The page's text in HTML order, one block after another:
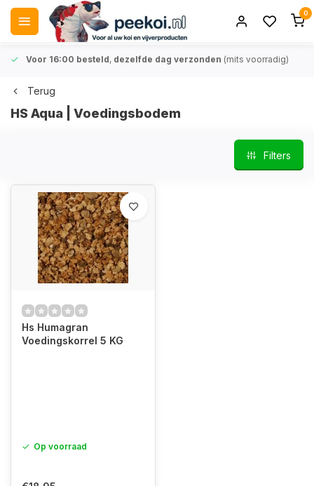
0
Voor 16:00 besteld, dezelfde dag verzonden (mits voorradig)
Terug
HS Aqua | Voedingsbodem
Filters
Hs Humagran
Voedingskorrel 5 KG
Op voorraad